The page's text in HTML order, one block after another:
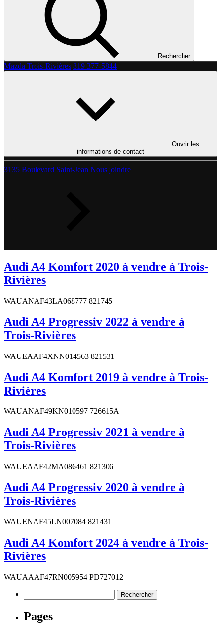
Rechercher
Mazda Trois-Rivières 819 377-5844
Ouvrir les
informations de contact
3135 Boulevard Saint-Jean Nous joindre
Audi A4 Komfort 2020 à vendre à Trois-
Rivières
WAUANAF43LA068777 821745
Audi A4 Progressiv 2022 à vendre à
Trois-Rivières
WAUEAAF4XNN014563 821531
Audi A4 Komfort 2019 à vendre à Trois-
Rivières
WAUANAF49KN010597 726615A
Audi A4 Progressiv 2021 à vendre à
Trois-Rivières
WAUEAAF42MA086461 821306
Audi A4 Progressiv 2020 à vendre à
Trois-Rivières
WAUENAF45LN007084 821431
Audi A4 Komfort 2024 à vendre à Trois-
Rivières
WAUAAAF47RN005954 PD727012
Pages